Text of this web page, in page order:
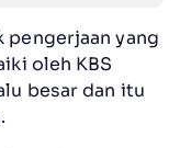
pengerjaan yang
oleh KBS
besar dan itu